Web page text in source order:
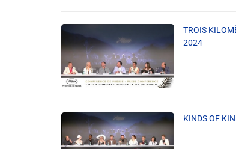
Alerte Méduses 06
Issa Nissa OGC Nice
TROIS
2024
KINDS OF